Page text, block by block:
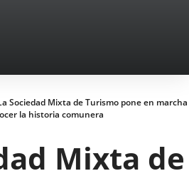
Sociedad Mixta de Turismo pone en marcha
la historia comunera
Mixta de